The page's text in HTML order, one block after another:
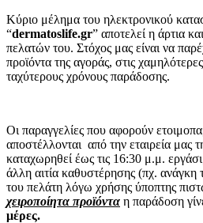
Κύριο μέλημα του ηλεκτρονικού
“dermatoslife.gr” αποτελεί η άρτια
πελατών του. Στόχος μας είναι να
προϊόντα της αγοράς, στις
ταχύτερους χρόνους παράδοσης.
Οι παραγγελίες που αφορούν
αποστέλλονται από την εταιρεία μας
καταχωρηθεί έως τις 16:30 μ.μ.
άλλη αιτία καθυστέρησης (πχ. ανάγκη
του πελάτη λόγω χρήσης ύποπτης
χειροποίητα προϊόντα η παράδοση
μέρες.